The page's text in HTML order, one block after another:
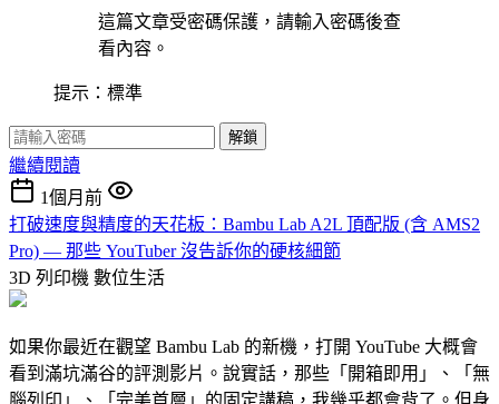
這篇文章受密碼保護，請輸入密碼後查
看內容。
提示：標準
解鎖
繼續閱讀
1個月前
打破速度與精度的天花板：Bambu Lab A2L 頂配版 (含 AMS2
Pro) — 那些 YouTuber 沒告訴你的硬核細節
3D 列印機 數位生活
如果你最近在觀望 Bambu Lab 的新機，打開 YouTube 大概會
看到滿坑滿谷的評測影片。說實話，那些「開箱即用」、「無
腦列印」、「完美首層」的固定講稿，我幾乎都會背了。但身